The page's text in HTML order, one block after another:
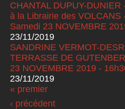
CHANTAL DUPUY-
à la Librairie des VOLCANS
Samedi 23 NOVEMBRE
23/11/2019
SANDRINE VERMOT-
TERRASSE DE
23 NOVEMBRE 2019 -
23/11/2019
Pages
« premier
‹ précédent